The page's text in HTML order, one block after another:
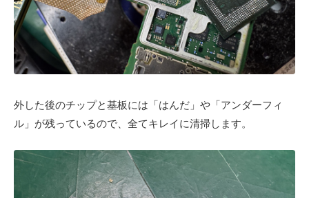
外した後のチップと基板には「はんだ」や「アンダーフィ
ル」が残っているので、全てキレイに清掃します。